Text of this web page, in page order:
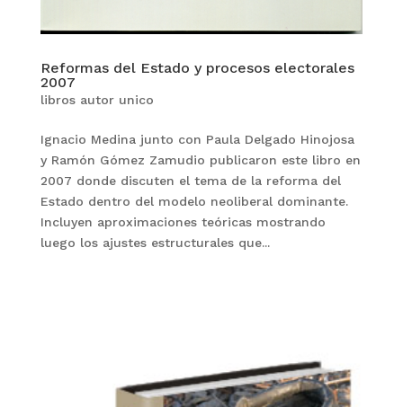
Reformas del Estado y procesos electorales
2007
libros autor unico
Ignacio Medina junto con Paula Delgado Hinojosa
y Ramón Gómez Zamudio publicaron este libro en
2007 donde discuten el tema de la reforma del
Estado dentro del modelo neoliberal dominante.
Incluyen aproximaciones teóricas mostrando
luego los ajustes estructurales que...